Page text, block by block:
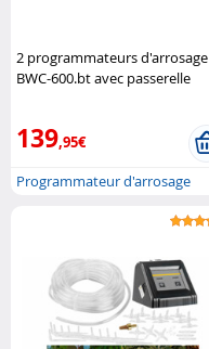
2 programmateurs d'arrosage
BWC-600.bt avec passerelle
139,95€
Programmateur d'arrosage